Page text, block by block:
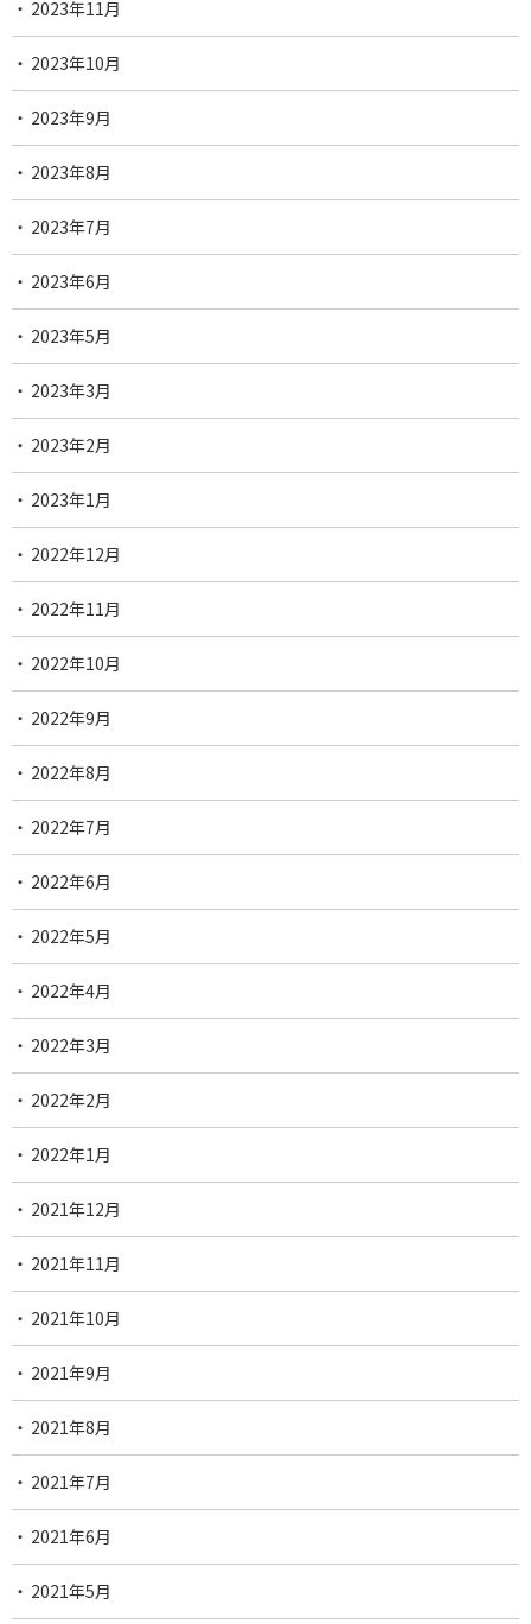
2023年11月
2023年10月
2023年9月
2023年8月
2023年7月
2023年6月
2023年5月
2023年3月
2023年2月
2023年1月
2022年12月
2022年11月
2022年10月
2022年9月
2022年8月
2022年7月
2022年6月
2022年5月
2022年4月
2022年3月
2022年2月
2022年1月
2021年12月
2021年11月
2021年10月
2021年9月
2021年8月
2021年7月
2021年6月
2021年5月